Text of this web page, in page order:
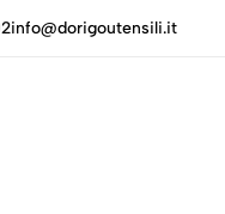
info@dorigoutensili.it